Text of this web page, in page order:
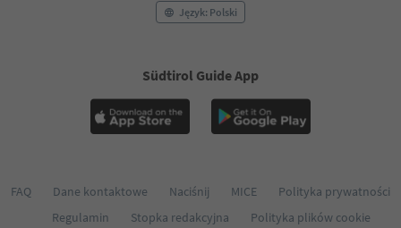
Język: Polski
Südtirol Guide App
FAQ Dane kontaktowe Naciśnij MICE
Polityka prywatności
Regulamin
Stopka redakcyjna
Polityka plików cookie